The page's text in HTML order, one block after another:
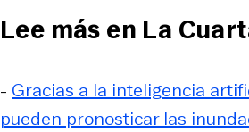
Lee más en La
- Gracias a la inteligencia
pueden pronosticar las